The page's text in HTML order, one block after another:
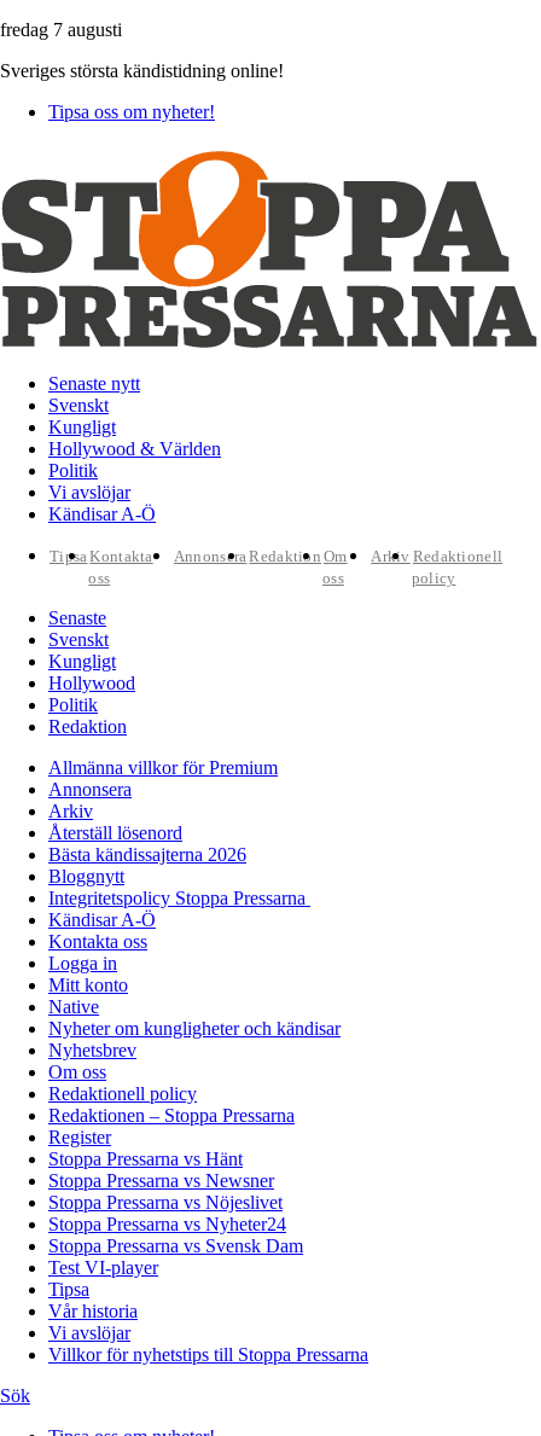
fredag 7 augusti
Sveriges största kändistidning online!
Tipsa oss om nyheter!
Senaste nytt
Svenskt
Kungligt
Hollywood & Världen
Politik
Vi avslöjar
Kändisar A-Ö
TipsaKontakta
oss
AnnonseraRedaktion Om
oss
Arkiv Redaktionell
policy
Senaste
Svenskt
Kungligt
Hollywood
Politik
Redaktion
Allmänna villkor för Premium
Annonsera
Arkiv
Återställ lösenord
Bästa kändissajterna 2026
Bloggnytt
Integritetspolicy Stoppa Pressarna
Kändisar A-Ö
Kontakta oss
Logga in
Mitt konto
Native
Nyheter om kungligheter och kändisar
Nyhetsbrev
Om oss
Redaktionell policy
Redaktionen – Stoppa Pressarna
Register
Stoppa Pressarna vs Hänt
Stoppa Pressarna vs Newsner
Stoppa Pressarna vs Nöjeslivet
Stoppa Pressarna vs Nyheter24
Stoppa Pressarna vs Svensk Dam
Test VI-player
Tipsa
Vår historia
Vi avslöjar
Villkor för nyhetstips till Stoppa Pressarna
Sök